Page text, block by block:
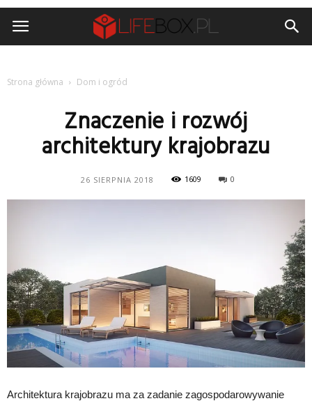
Strona główna Dom i ogród
Znaczenie i rozwój
architektury krajobrazu
26 SIERPNIA 2018 1609 0
Architektura krajobrazu ma za zadanie zagospodarowywanie